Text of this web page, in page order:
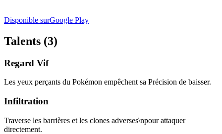
Disponible surGoogle Play
Talents (3)
Regard Vif
Les yeux perçants du Pokémon empêchent sa Précision de baisser.
Infiltration
Traverse les barrières et les clones adverses\npour attaquer
directement.